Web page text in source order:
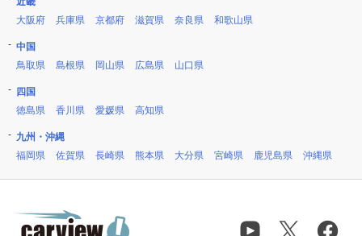
大阪府
兵庫県 京都府 滋賀県 奈良県 和歌山県
中国
鳥取県
島根県 岡山県 広島県 山口県
四国
徳島県
香川県 愛媛県 高知県
九州・沖縄
福岡県
佐賀県 長崎県 熊本県 大分県 宮崎県 鹿児島県 沖縄県